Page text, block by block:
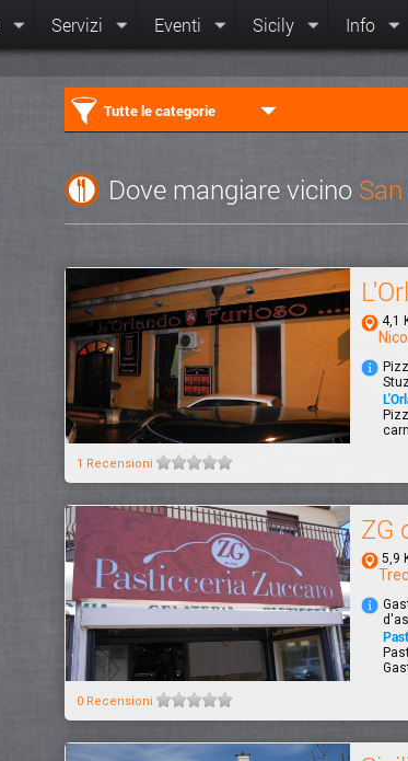
Servizi Eventi Sicily Info
Tutte le categorie
Dove mangiare vicino
4,1
1 Recensioni
ZG
5,9
0 Recensioni